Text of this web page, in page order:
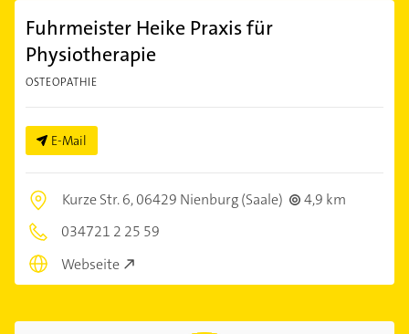
Fuhrmeister Heike Praxis für
Physiotherapie
OSTEOPATHIE
E-Mail
Kurze Str. 6,06429 Nienburg (Saale)
4,9 km
034721 2 25 59
Webseite